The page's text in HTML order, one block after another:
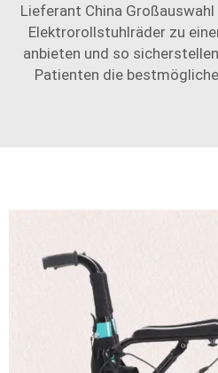
Lieferant China
Elektrorollstuhlräder zu
anbieten und so
Patienten die